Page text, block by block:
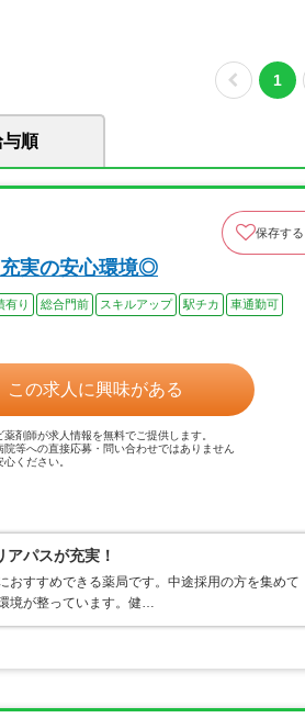
1
与順
保存する
充実の安心環境◎
有り 総合門前 スキルアップ 駅チカ
車通勤可
この求人に興味がある
薬剤師が求人情報を無料でご提供します。
院等への直接応募・問い合わせではありません
ください。
パスが充実！
おすすめできる薬局です。中途採用の方を集めて
境が整っています。健…